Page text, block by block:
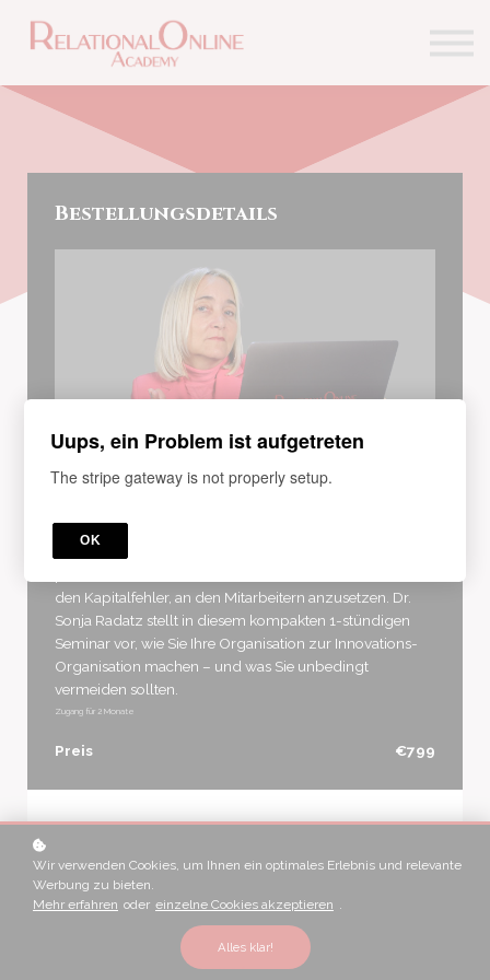
Kontakt
Bestellungsdetails
KURS
Organisation (De Luxe)
den Kapitalfehler, an den Mitarbeitern anzusetzen. Dr.
Sonja Radatz stellt in diesem kompakten 1-stündigen
Seminar vor, wie Sie Ihre Organisation zur Innovations-
Organisation machen – und was Sie unbedingt
vermeiden sollten.
Zugang für 2 Monate
Preis €799
Anmelden
WIE LAUTET IHR NAME? *
WIE LAUTET IHRE E-MAIL?*
Wir verwenden Cookies, um Ihnen ein optimales Erlebnis und relevante
Werbung zu bieten.
Mehr erfahren oder einzelne Cookies akzeptieren .
Alles klar!
Uups, ein Problem ist aufgetreten
The stripe gateway is not properly setup.
OK